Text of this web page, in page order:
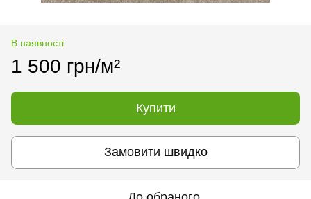
В наявності
1 500 грн/м²
Купити
Замовити швидко